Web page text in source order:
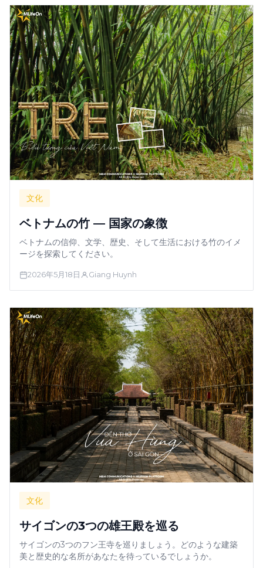
文化
ベトナムの竹 — 国家の象徴
ベトナムの信仰、文学、歴史、そして生活における竹のイメ
ージを探索してください。
2026年5月18日 Giang Huynh
文化
サイゴンの3つの雄王殿を巡る
サイゴンの3つのフン王寺を巡りましょう。どのような建築
美と歴史的な名所があなたを待っているでしょうか。